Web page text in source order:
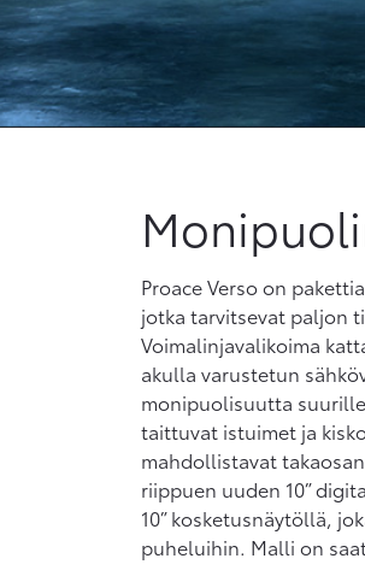
Proace Verso on
jotka tarvitsevat paljon
Voimalinjavalikoima
akulla varustetun
monipuolisuutta
taittuvat istuimet ja
mahdollistavat
riippuen uuden 10”
10” kosketusnäytöllä,
puheluihin. Malli on